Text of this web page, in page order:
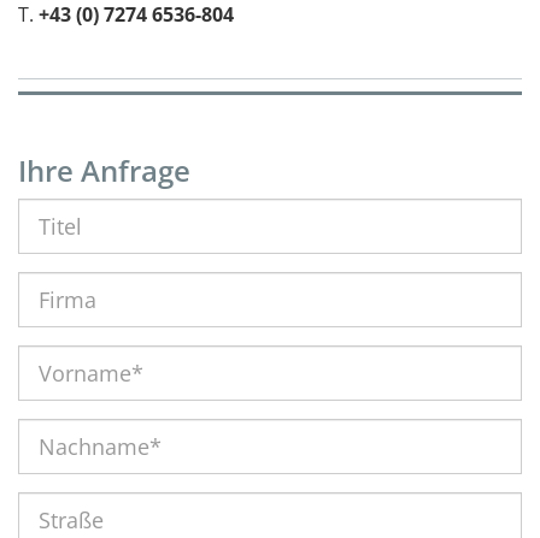
T. +43 (0) 7274 6536-804
Ihre Anfrage